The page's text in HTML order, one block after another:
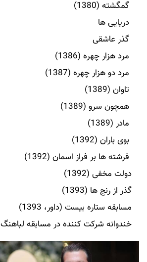
گمگشته (1380)
دریایی ها
گذر عاشقی
مرد هزار چهره (1386)
مرد دو هزار چهره (1387)
تاوان (1389)
همچون سرو (1389)
مادر (1389)
بوی باران (1392)
فرشته ها بر فراز اسمان (1392)
دولت مخفی (1392)
گذر از رنج ها (1393)
مسابقه ستاره بیست (داور، 1393)
خندوانه شرکت کننده در مسابقه لباهنگ 1395